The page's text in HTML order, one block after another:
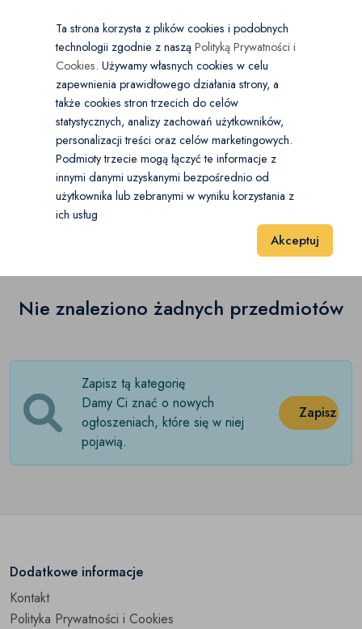
Wybierz kategorię
Belizna damska
Bielizna modelująca(0)
Biustonosze (0)
Gorsety (0)
Komplety(0)
Koszule nocne(0)
Skarpetki (0)
×
Kraj PL
PLN
Moda Belizna damska Komplety
Komplety (0)
20 60
Nie znaleziono żadnych przedmiotów
Zapisz tą kategorię
Damy Ci znać o nowych
ogłoszeniach, które się w niej
pojawią.
Zapisz
Dodatkowe informacje
Kontakt
Polityka Prywatności i Cookies
Ta strona korzysta z plików cookies i podobnych
technologii zgodnie z nasząPolityką Prywatności i
Cookies. Używamy własnych cookies w celu
zapewnienia prawidłowego działania strony, a
także cookies stron trzecich do celów
statystycznych, analizy zachowań użytkowników,
personalizacji treści oraz celów marketingowych.
Podmioty trzecie mogą łączyć te informacje z
innymi danymi uzyskanymi bezpośrednio od
użytkownika lub zebranymi w wyniku korzystania z
ich usług
Akceptuj